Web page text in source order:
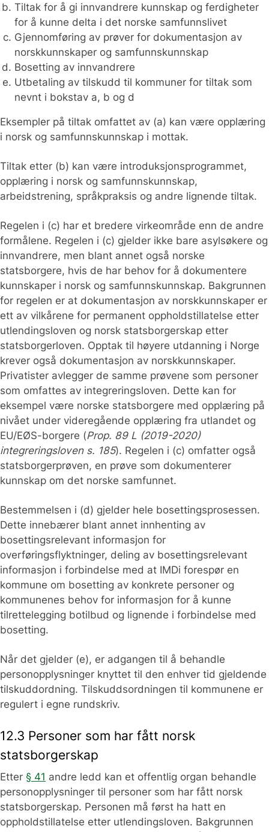
Tiltak for å gi innvandrere kunnskap og ferdigheter
for å kunne delta i det norske samfunnslivet
Gjennomføring av prøver for dokumentasjon av
norskkunnskaper og samfunnskunnskap
Bosetting av innvandrere
Utbetaling av tilskudd til kommuner for tiltak som
nevnt i bokstav a, b og d
Eksempler på tiltak omfattet av (a) kan være opplæring
i norsk og samfunnskunnskap i mottak.
Tiltak etter (b) kan være introduksjonsprogrammet,
opplæring i norsk og samfunnskunnskap,
arbeidstrening, språkpraksis og andre lignende tiltak.
Regelen i (c) har et bredere virkeområde enn de andre
formålene. Regelen i (c) gjelder ikke bare asylsøkere og
innvandrere, men blant annet også norske
statsborgere, hvis de har behov for å dokumentere
kunnskaper i norsk og samfunnskunnskap. Bakgrunnen
for regelen er at dokumentasjon av norskkunnskaper er
ett av vilkårene for permanent oppholdstillatelse etter
utlendingsloven og norsk statsborgerskap etter
statsborgerloven. Opptak til høyere utdanning i Norge
krever også dokumentasjon av norskkunnskaper.
Privatister avlegger de samme prøvene som personer
som omfattes av integreringsloven. Dette kan for
eksempel være norske statsborgere med opplæring på
nivået under videregående opplæring fra utlandet og
EU/EØS-borgere (Prop. 89 L (2019-2020)
integreringsloven s. 185). Regelen i (c) omfatter også
statsborgerprøven, en prøve som dokumenterer
kunnskap om det norske samfunnet.
Bestemmelsen i (d) gjelder hele bosettingsprosessen.
Dette innebærer blant annet innhenting av
bosettingsrelevant informasjon for
overføringsflyktninger, deling av bosettingsrelevant
informasjon i forbindelse med at IMDi forespør en
kommune om bosetting av konkrete personer og
kommunenes behov for informasjon for å kunne
tilrettelegging botilbud og lignende i forbindelse med
bosetting.
Når det gjelder (e), er adgangen til å behandle
personopplysninger knyttet til den enhver tid gjeldende
tilskuddordning. Tilskuddsordningen til kommunene er
regulert i egne rundskriv.
12.3 Personer som har fått norsk
statsborgerskap
Etter § 41 andre ledd kan et offentlig organ behandle
personopplysninger til personer som har fått norsk
statsborgerskap. Personen må først ha hatt en
oppholdstillatelse etter utlendingsloven. Bakgrunnen